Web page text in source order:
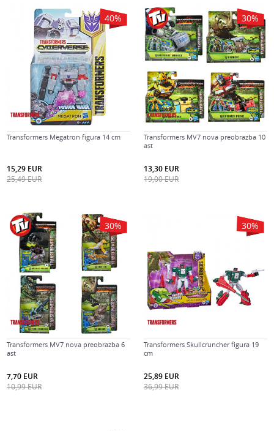
40%
Transformers Megatron figura 14 cm
15,29 EUR
25,49EUR
30%
Transformers MV7 nova preobrazba 10
ast
13,30 EUR
19,00EUR
30%
Transformers MV7 nova preobrazba 6
ast
7,70 EUR
10,99EUR
30%
Transformers Skullcruncher figura 19
cm
25,89 EUR
36,99EUR